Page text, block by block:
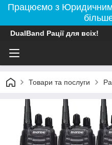
Працюємо з
DualBand Рації для всіх!
Товари та послуги